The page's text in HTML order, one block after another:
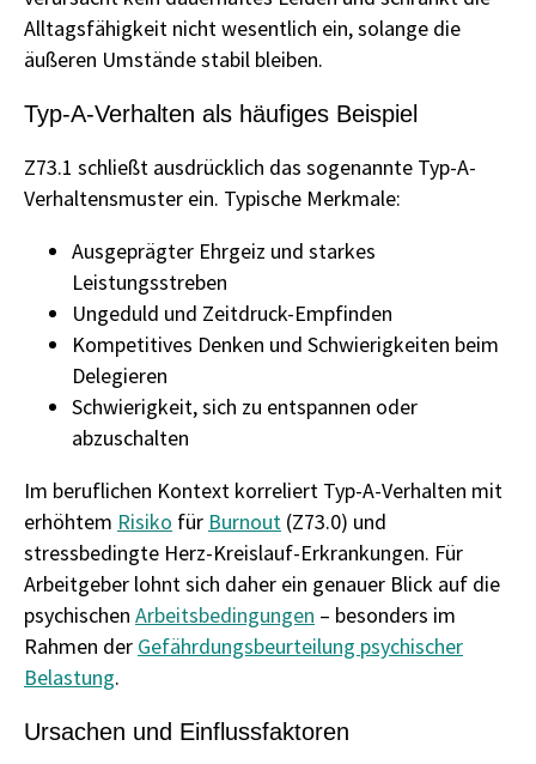
Alltagsfähigkeit nicht wesentlich ein, solange die
äußeren Umstände stabil bleiben.
Typ-A-Verhalten als häufiges Beispiel
Z73.1 schließt ausdrücklich das sogenannte Typ-A-
Verhaltensmuster ein. Typische Merkmale:
Ausgeprägter Ehrgeiz und starkes
Leistungsstreben
Ungeduld und Zeitdruck-Empfinden
Kompetitives Denken und Schwierigkeiten beim
Delegieren
Schwierigkeit, sich zu entspannen oder
abzuschalten
Im beruflichen Kontext korreliert Typ-A-Verhalten mit
erhöhtem Risiko für Burnout (Z73.0) und
stressbedingte Herz-Kreislauf-Erkrankungen. Für
Arbeitgeber lohnt sich daher ein genauer Blick auf die
psychischen Arbeitsbedingungen – besonders im
Rahmen der Gefährdungsbeurteilung psychischer
Belastung.
Ursachen und Einflussfaktoren